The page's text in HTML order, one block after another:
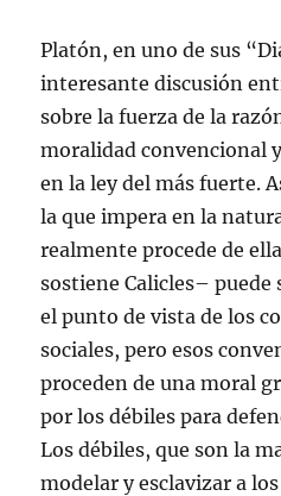
Platón, en uno de sus
interesante discusión
sobre la fuerza de la
moralidad convencional
en la ley del más fuerte.
la que impera en la
realmente procede de
sostiene Calicles– puede
el punto de vista de los
sociales, pero esos
proceden de una moral
por los débiles para
Los débiles, que son la
modelar y esclavizar a